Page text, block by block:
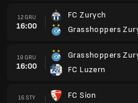
12 GRU
16:00
FC Zurych
Grasshoppers
19 GRU
16:00
Grasshoppers
FC Luzern
16 STY FC Sion